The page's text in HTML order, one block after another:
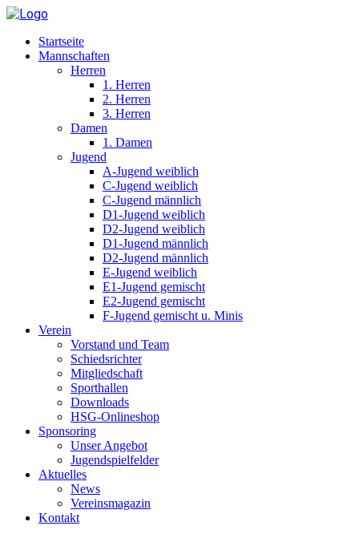
Startseite
Mannschaften
Herren
1. Herren
2. Herren
3. Herren
Damen
1. Damen
Jugend
A-Jugend weiblich
C-Jugend weiblich
C-Jugend männlich
D1-Jugend weiblich
D2-Jugend weiblich
D1-Jugend männlich
D2-Jugend männlich
E-Jugend weiblich
E1-Jugend gemischt
E2-Jugend gemischt
F-Jugend gemischt u. Minis
Verein
Vorstand und Team
Schiedsrichter
Mitgliedschaft
Sporthallen
Downloads
HSG-Onlineshop
Sponsoring
Unser Angebot
Jugendspielfelder
Aktuelles
News
Vereinsmagazin
Kontakt